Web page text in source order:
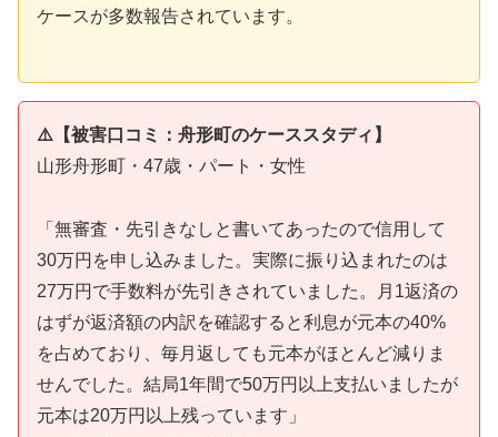
ケースが多数報告されています。
⚠️【被害口コミ：舟形町のケーススタディ】
山形舟形町・47歳・パート・女性
「無審査・先引きなしと書いてあったので信用して
30万円を申し込みました。実際に振り込まれたのは
27万円で手数料が先引きされていました。月1返済の
はずが返済額の内訳を確認すると利息が元本の40%
を占めており、毎月返しても元本がほとんど減りま
せんでした。結局1年間で50万円以上支払いましたが
元本は20万円以上残っています」